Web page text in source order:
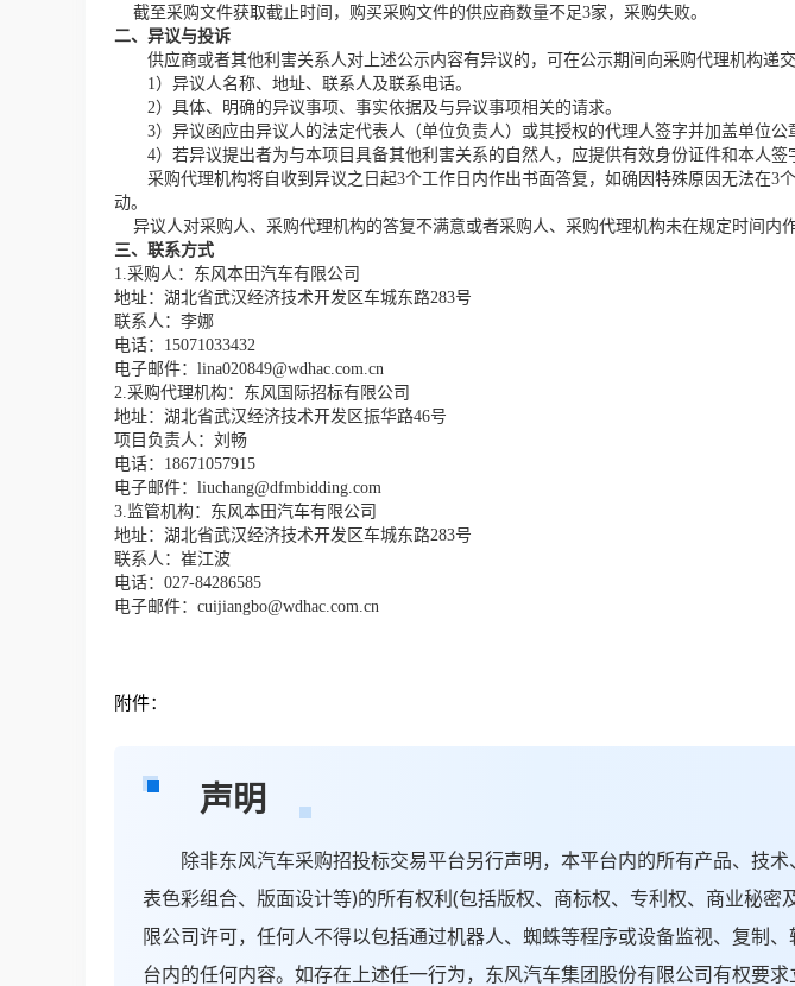
截至采购文件获取截止时间，购买采购文件的供应商数量不足3家，采购失败。
二、 异议与投诉
供应商或者其他利害关系人对上述公示内容有异议的，可在公示期间向采购代理机构递
1）异议人名称、地址、联系人及联系电话。
2）具体、明确的异议事项、事实依据及与异议事项相关的请求。
3）异议函应由异议人的法定代表人（单位负责人）或其授权的代理人签字并加盖单位公
4）若异议提出者为与本项目具备其他利害关系的自然人，应提供有效身份证件和本人签
采购代理机构将自收到异议之日起3个工作日内作出书面答复，如确因特殊原因无法在3
动。
异议人对采购人、采购代理机构的答复不满意或者采购人、采购代理机构未在规定时间内
三、联系方式
1.采购人：东风本田汽车有限公司
地址：湖北省武汉经济技术开发区车城东路283号
联系人：李娜
电话： 15071033432
电子邮件： lina020849@wdhac.com.cn
2.采购代理机构：东风国际招标有限公司
地址：湖北省武汉经济技术开发区振华路46号
项目负责人： 刘畅
电话： 18671057915
电子邮件： liuchang@dfmbidding.com
3.监管机构：东风本田汽车有限公司
地址：湖北省武汉经济技术开发区车城东路283号
联系人：崔江波
电话： 027-84286585
电子邮件： cuijiangbo@wdhac.com.cn
附件：
声明
除非东风汽车采购招投标交易平台另行声明，本平台内的所有产品、技术
表色彩组合、版面设计等)的所有权利(包括版权、商标权、专利权、商业秘
限公司许可，任何人不得以包括通过机器人、蜘蛛等程序或设备监视、复制
台内的任何内容。如存在上述任一行为，东风汽车集团股份有限公司有权要